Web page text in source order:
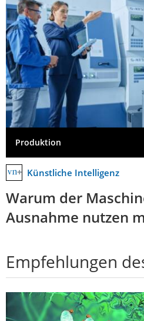
Produktion
Künstliche Intelligenz
Warum der
Ausnahme nutzen
Empfehlungen